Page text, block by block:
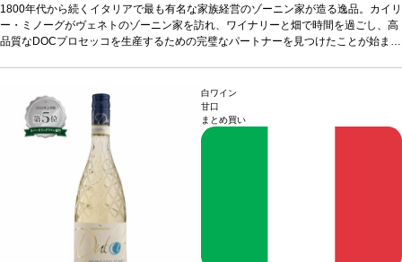
です。テイスティングノート明るく淡い麦わら色で、きめ細かく繊細なペルラー
ジュが立ち上る。魅力的なブーケは濃く、フルーティで芳醇、青りんご、洋ナシ、
ほのかな花を伴う。 合う料理様々な食事とよく合う： 前菜：生ハムとチーズのシ
肉や七面鳥などの白身肉をじっくりと煮込んだ料理 軽食：新鮮な野菜、軽くて香ば
しいペイストリーやキッシュ デザート：新鮮なベリー類、タルトやシャーベットな
どフルーツのデザート、パンナコッタやフルーツムース
ヴィンテージが在庫切れの場合、在庫があり価格が同様の場合は自動的に次のヴィ
ンテージに変更されます、ご了承ください。
1800年代から続くイタリアで最も有名な家族経営のゾーニン家が造る逸品。カイリ
ー・ミノーグがヴェネトのゾーニン家を訪れ、ワイナリーと畑で時間を過ごし、高
品質なDOCプロセッコを生産するための完璧なパートナーを見つけたことが始まり
様々な食事とよく合う： 前菜：生ハムとチーズのシ
ャルキュトリ、軽いブルスケッタやクロスティーニ メインディッシュ：野菜のリゾ
ット、サラダやシーフードのセビーチェ、サーモンのグリルや白身魚のポシェ、鶏
肉や七面鳥などの白身肉をじっくりと煮込んだ料理 軽食：新鮮な野菜、軽くて香ば
しいペイストリーやキッシュ デザート：新鮮なベリー類、タルトやシャーベットな
どフルーツのデザート、パンナコッタやフルーツムース
ヴィンテージが在庫切れの場合、在庫があり価格が同様の場合は自動的に次のヴィ
ンテージに変更されます、ご了承ください。
白ワイン
甘口
まとめ買い